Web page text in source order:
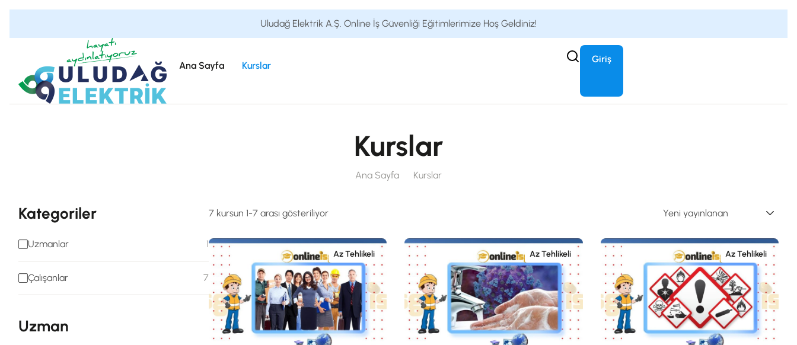
Uludağ Elektrik A.Ş. Online İş Güvenliği Eğitimlerimize Hoş Geldiniz!
Ana Sayfa Kurslar
Giriş
Kurslar
Ana Sayfa Kurslar
Kategoriler
Uzmanlar 1
Çalışanlar 7
Uzman
7 kursun 1-7 arası gösteriliyor
Az Tehlikeli Az Tehlikeli Az Tehlikeli